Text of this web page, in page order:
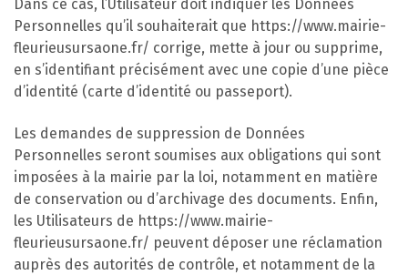
Dans ce cas, l’Utilisateur doit indiquer les Données
Personnelles qu’il souhaiterait que https://www.mairie-
fleurieusursaone.fr/ corrige, mette à jour ou supprime,
en s’identifiant précisément avec une copie d’une pièce
d’identité (carte d’identité ou passeport).
Les demandes de suppression de Données
Personnelles seront soumises aux obligations qui sont
imposées à la mairie par la loi, notamment en matière
de conservation ou d’archivage des documents. Enfin,
les Utilisateurs de https://www.mairie-
fleurieusursaone.fr/ peuvent déposer une réclamation
auprès des autorités de contrôle, et notamment de la